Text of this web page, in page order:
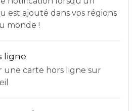
est ajouté dans vos régions
monde !
ligne
une carte hors ligne sur